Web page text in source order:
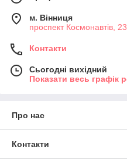
м. Вінниця
проспект Космонавтів,
Контакти
Сьогодні вихідний
Показати весь графік
Про нас
Контакти